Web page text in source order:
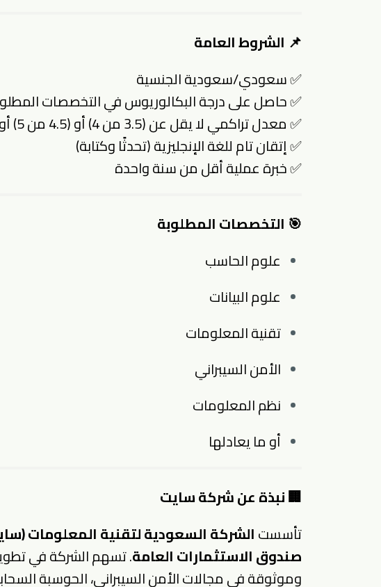
📌 الشروط العامة
✅ سعودي/سعودية الجنسية
✅ حاصل على درجة البكالوريوس في التخصصات
✅ معدل تراكمي لا يقل عن (3.5 من 4) أو (4.5 من 5) أو ما يعادلها
✅ إتقان تام للغة الإنجليزية (تحدثًا وكتابة)
✅ خبرة عملية أقل من سنة واحدة
🎯 التخصصات المطلوبة
علوم الحاسب
علوم البيانات
تقنية المعلومات
الأمن السيبراني
نظم المعلومات
أو ما يعادلها
🏢 نبذة عن شركة سايت
تأسستالشركة السعودية لتقنية المعلومات
صندوق الاستثمارات العامة. تسهم الشركة في
وموثوقة في مجالات الأمن السيبراني، الحوسبة